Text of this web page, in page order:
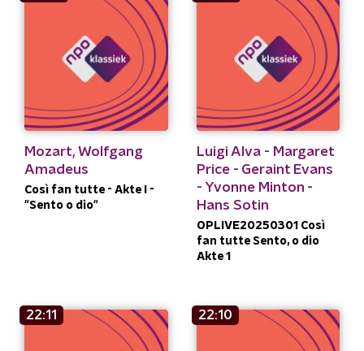
Mozart, Wolfgang
Amadeus
Così fan tutte - Akte I -
"Sento o dio"
Luigi Alva - Margaret
Price - Geraint Evans
- Yvonne Minton -
Hans Sotin
OPLIVE20250301 Così
fan tutte Sento, o dio
Akte 1
22:11 22:10